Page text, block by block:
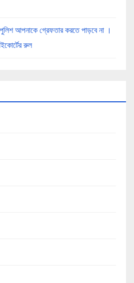
আপনাকে গ্রেফতার করতে পাড়বে না ।
রুল